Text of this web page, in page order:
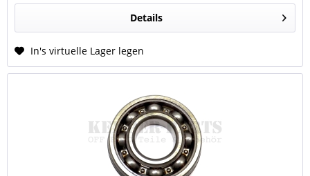
Details
In's virtuelle Lager legen